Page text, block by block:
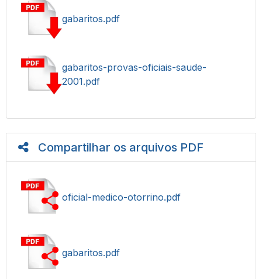
gabaritos.pdf
gabaritos-provas-oficiais-saude-
2001.pdf
Compartilhar os arquivos PDF
oficial-medico-otorrino.pdf
gabaritos.pdf